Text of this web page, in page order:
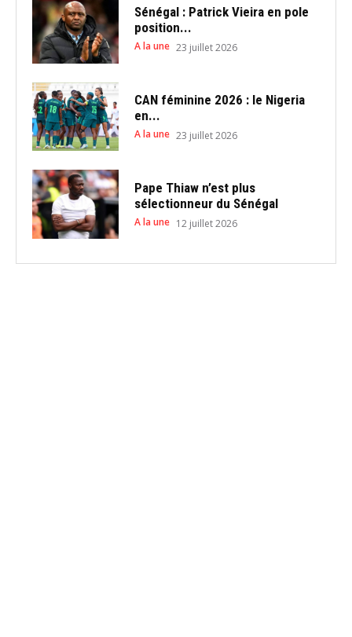
Sénégal : Patrick Vieira en pole
position...
A la une 23 juillet 2026
CAN féminine 2026 : le Nigeria
en...
A la une 23 juillet 2026
Pape Thiaw n’est plus
sélectionneur du Sénégal
A la une 12 juillet 2026